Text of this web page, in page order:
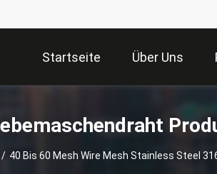
Startseite Über Uns
/ 40 Bis 60 Mesh Wire Mesh Stainless Steel